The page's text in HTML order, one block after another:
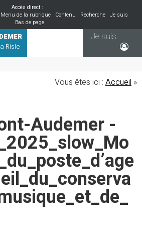
Accès direct :
Menu de la rubrique Contenu Recherche
Je suis
Bas de page
Risle
Je suis
Vous êtes ici : Accueil »
Audemer -